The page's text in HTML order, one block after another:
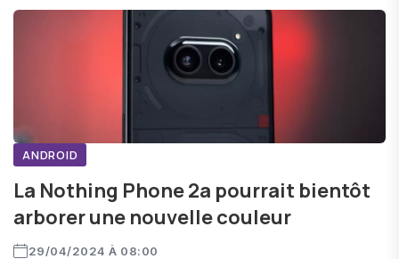
ANDROID
La Nothing Phone 2a pourrait bientôt
arborer une nouvelle couleur
29/04/2024 À 08:00